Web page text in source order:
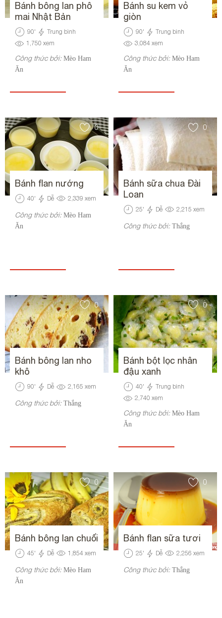
Bánh bông lan phô
mai Nhật Bản
90'
Trung bình
1,750 xem
Công thức bởi: Mèo Ham
Ăn
Bánh su kem vỏ
giòn
90'
Trung bình
3,084 xem
Công thức bởi: Mèo Ham
Ăn
0
Bánh flan nướng
40' Dễ 2,339 xem
Công thức bởi: Mèo Ham
Ăn
0
Bánh sữa chua Đài
Loan
25' Dễ 2,215 xem
Công thức bởi: Thắng
0
Bánh bông lan nho
khô
90' Dễ 2,165 xem
Công thức bởi: Thắng
0
Bánh bột lọc nhân
đậu xanh
40'
Trung bình
2,740 xem
Công thức bởi: Mèo Ham
Ăn
0
Bánh bông lan chuối
45' Dễ 1,854 xem
Công thức bởi: Mèo Ham
Ăn
0
Bánh flan sữa tươi
25' Dễ 2,256 xem
Công thức bởi: Thắng